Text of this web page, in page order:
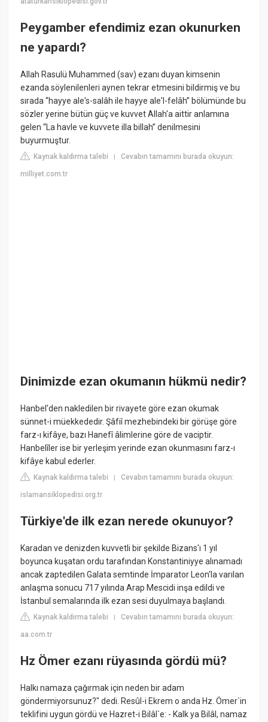
Peygamber efendimiz ezan okunurken
ne yapardı?
Allah Rasulü Muhammed (sav) ezanı duyan kimsenin
ezanda söylenilenleri aynen tekrar etmesini bildirmiş ve bu
sırada “hayye ale's-salâh ile hayye ale'l-felâh” bölümünde bu
sözler yerine bütün güç ve kuvvet Allah'a aittir anlamına
gelen “La havle ve kuvvete illa billah” denilmesini
buyurmuştur.
Kaynak kaldırma talebi |Cevabın tamamını burada okuyun:
milliyet.com.tr
Dinimizde ezan okumanın hükmü nedir?
Hanbel'den nakledilen bir rivayete göre ezan okumak
sünnet-i müekkededir. Şâfiî mezhebindeki bir görüşe göre
farz-ı kifâye, bazı Hanefî âlimlerine göre de vaciptir.
Hanbelîler ise bir yerleşim yerinde ezan okunmasını farz-ı
kifâye kabul ederler.
Kaynak kaldırma talebi |Cevabın tamamını burada okuyun:
islamansiklopedisi.org.tr
Türkiye'de ilk ezan nerede okunuyor?
Karadan ve denizden kuvvetli bir şekilde Bizans'ı 1 yıl
boyunca kuşatan ordu tarafından Konstantiniyye alınamadı
ancak zaptedilen Galata semtinde İmparator Leon'la varılan
anlaşma sonucu 717 yılında Arap Mescidi inşa edildi ve
İstanbul semalarında ilk ezan sesi duyulmaya başlandı.
Kaynak kaldırma talebi |Cevabın tamamını burada okuyun:
aa.com.tr
Hz Ömer ezanı rüyasında gördü mü?
Halkı namaza çağırmak için neden bir adam
göndermiyorsunuz?" dedi. Resûl-i Ekrem o anda Hz. Ömer`in
teklifini uygun gördü ve Hazret-i Bilâl`e: - Kalk ya Bilâl, namaz